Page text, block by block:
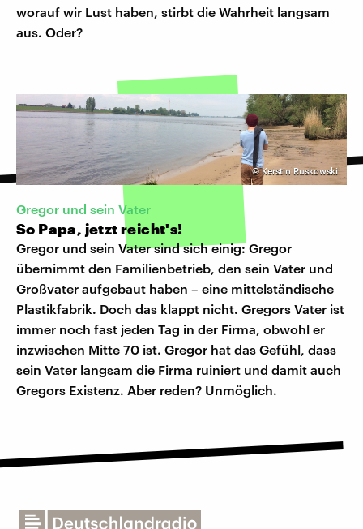
worauf wir Lust haben, stirbt die Wahrheit langsam
aus. Oder?
©Kerstin Ruskowski
Gregor und sein Vater
So Papa, jetzt reicht's!
Gregor und sein Vater sind sich einig: Gregor
übernimmt den Familienbetrieb, den sein Vater und
Großvater aufgebaut haben – eine mittelständische
Plastikfabrik. Doch das klappt nicht. Gregors Vater ist
immer noch fast jeden Tag in der Firma, obwohl er
inzwischen Mitte 70 ist. Gregor hat das Gefühl, dass
sein Vater langsam die Firma ruiniert und damit auch
Gregors Existenz. Aber reden? Unmöglich.